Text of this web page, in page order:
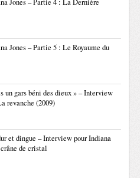
Jones – Partie 4 : La Dernière
Jones – Partie 5 : Le Royaume du
un gars béni des dieux » – Interview
revanche (2009)
et dingue – Interview pour Indiana
de cristal